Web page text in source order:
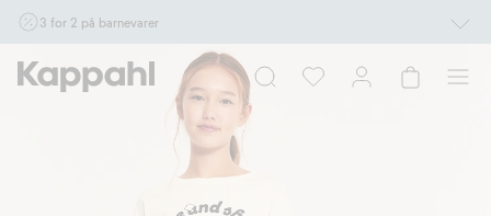
3 for 2 på barnevarer
Ikke Newbie. Gjelder når du handler 2 eller flere varer som inngår i tilbudet tom.
17/8 i butikk & online for deg som er eller blir medlem. Kan ikke kombineres med
andre tilbud eller rabatter.
Handle nå